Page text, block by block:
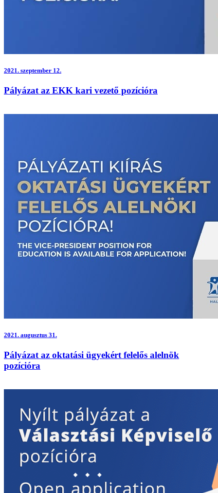
2021. szeptember 12.
Pályázat az EKK kari vezető pozícióra
2021. augusztus 31.
Pályázat az oktatási ügyekért felelős alelnök
pozícióra